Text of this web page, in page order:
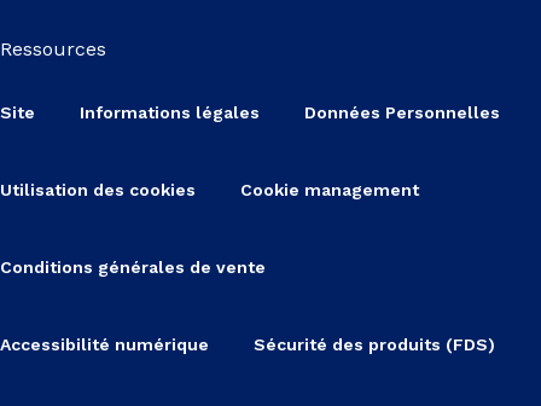
Ressources
Site Informations légales Données Personnelles
Utilisation des cookies Cookie management
Conditions générales de vente
Accessibilité numérique Sécurité des produits (FDS)